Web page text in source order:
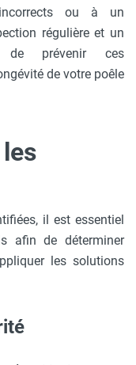
ou à un
régulière et un
de prévenir ces
de votre poêle
il est essentiel
afin de déterminer
les solutions